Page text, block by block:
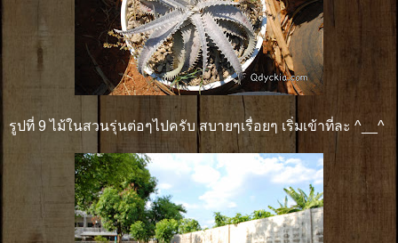
รูปที่ 9 ไม้ในสวนรุ่นต่อๆไปครับ สบายๆเรื่อยๆ เริ่มเข้าที่ละ ^__^